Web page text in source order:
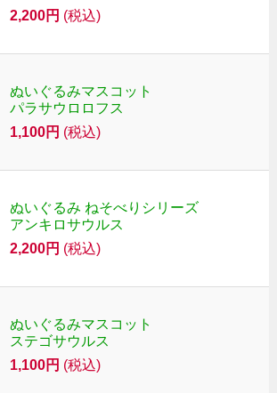
2,200円 (税込)
ぬいぐるみマスコット
パラサウロロフス
1,100円 (税込)
ぬいぐるみ ねそべりシリーズ
アンキロサウルス
2,200円 (税込)
ぬいぐるみマスコット
ステゴサウルス
1,100円 (税込)